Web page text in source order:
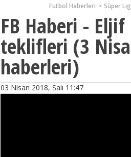
Futbol Haberleri Süper Lig
FB Haberi -
teklifleri (3
haberleri)
03 Nisan 2018, Salı 11:47